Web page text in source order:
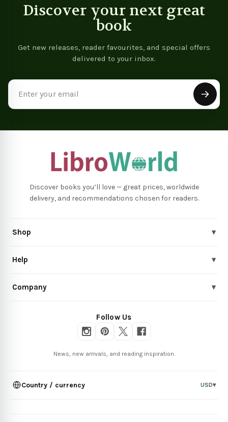
Discover your next great
book
Get new releases, reader favourites, and special offers
delivered to your inbox.
Discover books you’ll love — great prices, worldwide
delivery, and recommendations chosen for readers.
Shop ▾
Help ▾
Company ▾
Follow Us
News, new arrivals, and reading inspiration.
Country / currency USD▾